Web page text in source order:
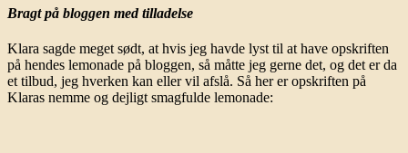
Bragt på bloggen med tilladelse
Klara sagde meget sødt, at hvis jeg havde lyst til at have opskriften
på hendes lemonade på bloggen, så måtte jeg gerne det, og det er da
et tilbud, jeg hverken kan eller vil afslå. Så her er opskriften på
Klaras nemme og dejligt smagfulde lemonade: